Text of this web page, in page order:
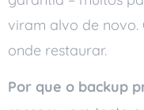
viram alvo de novo.
onde restaurar.
Por que o backup